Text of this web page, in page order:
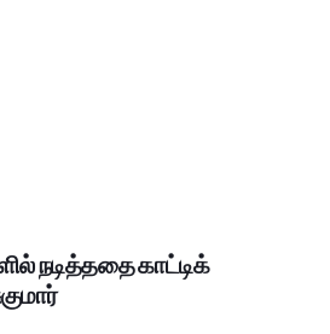
நடித்ததை காட்டிக்